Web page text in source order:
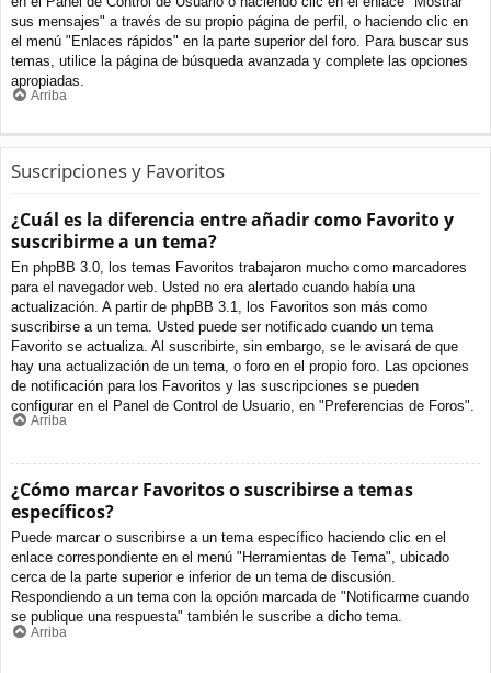
sus mensajes" a través de su propio página de perfil, o haciendo clic en
el menú "Enlaces rápidos" en la parte superior del foro. Para buscar sus
temas, utilice la página de búsqueda avanzada y complete las opciones
apropiadas.
Arriba
Suscripciones y Favoritos
¿Cuál es la diferencia entre añadir como Favorito y
suscribirme a un tema?
En phpBB 3.0, los temas Favoritos trabajaron mucho como marcadores
para el navegador web. Usted no era alertado cuando había una
actualización. A partir de phpBB 3.1, los Favoritos son más como
suscribirse a un tema. Usted puede ser notificado cuando un tema
Favorito se actualiza. Al suscribirte, sin embargo, se le avisará de que
hay una actualización de un tema, o foro en el propio foro. Las opciones
de notificación para los Favoritos y las suscripciones se pueden
configurar en el Panel de Control de Usuario, en "Preferencias de Foros".
Arriba
¿Cómo marcar Favoritos o suscribirse a temas
específicos?
Puede marcar o suscribirse a un tema específico haciendo clic en el
enlace correspondiente en el menú "Herramientas de Tema", ubicado
cerca de la parte superior e inferior de un tema de discusión.
Respondiendo a un tema con la opción marcada de "Notificarme cuando
se publique una respuesta" también le suscribe a dicho tema.
Arriba